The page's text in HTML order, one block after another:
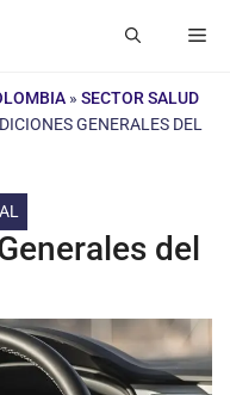
» SECTOR SALUD
GENERALES DEL
del